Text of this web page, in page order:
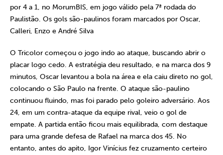
por 4 a 1, no MorumBIS, em jogo válido pela 7ª rodada do
Paulistão. Os gols são-paulinos foram marcados por Oscar,
Calleri, Enzo e André Silva
O Tricolor começou o jogo indo ao ataque, buscando abrir o
placar logo cedo. A estratégia deu resultado, e na marca dos 9
minutos, Oscar levantou a bola na área e ela caiu direto no gol,
colocando o São Paulo na frente. O ataque são-paulino
continuou fluindo, mas foi parado pelo goleiro adversário. Aos
24, em um contra-ataque da equipe rival, veio o gol de
empate. A partida então ficou mais equilibrada, com destaque
para uma grande defesa de Rafael na marca dos 45. No
entanto, antes do apito, Igor Vinícius fez cruzamento certeiro